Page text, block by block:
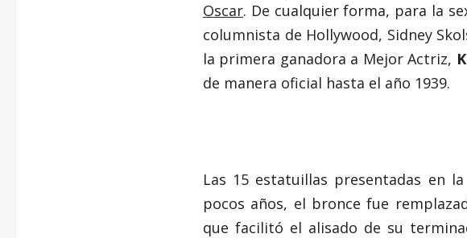
Oscar. De cualquier forma, para la
columnista de Hollywood, Sidney
la primera ganadora a Mejor Actriz,
de manera oficial hasta el año 1939.
Las 15 estatuillas presentadas en
pocos años, el bronce fue
que facilitó el alisado de su